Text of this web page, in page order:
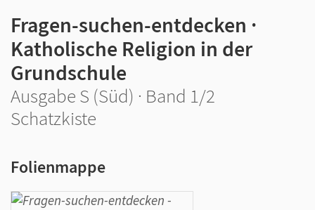
Fragen-suchen-entdecken ·
Katholische Religion in der
Grundschule
Ausgabe S (Süd) · Band 1/2
Schatzkiste
Folienmappe